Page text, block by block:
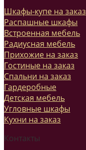
Шкафы-купе на заказ
Распашные шкафы
Встроенная мебель
Радиусная мебель
Прихожие на заказ
Гостиные на заказ
Спальни на заказ
Гардеробные
Детская мебель
Угловные шкафы
Кухни на заказ
Контакты